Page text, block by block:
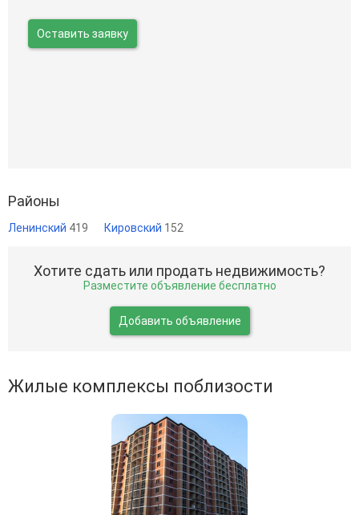
Оставить заявку
Районы
Ленинский 419 Кировский 152
Хотите сдать или продать недвижимость?
Разместите объявление бесплатно
Добавить объявление
Жилые комплексы поблизости